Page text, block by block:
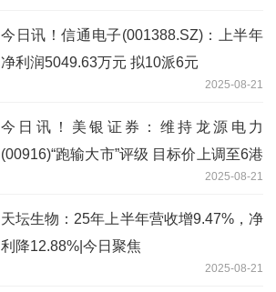
今日讯！信通电子(001388.SZ)：上半年
净利润5049.63万元 拟10派6元
2025-08-21
今日讯！美银证券：维持龙源电力
(00916)“跑输大市”评级 目标价上调至6港
2025-08-21
天坛生物：25年上半年营收增9.47%，净
利降12.88%|今日聚焦
2025-08-21